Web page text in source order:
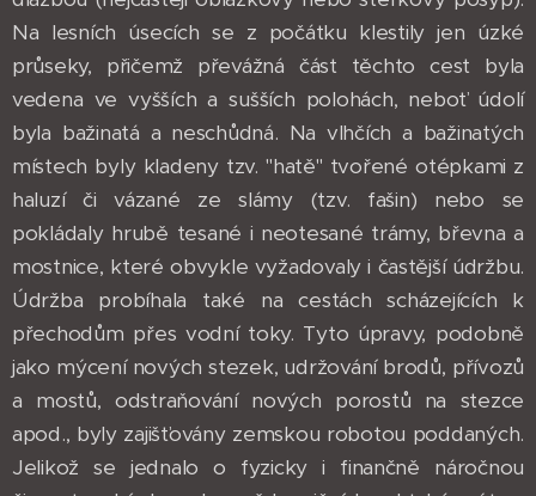
Na lesních úsecích se z počátku klestily jen úzké
průseky, přičemž převážná část těchto cest byla
vedena ve vyšších a sušších polohách, neboť údolí
byla bažinatá a neschůdná. Na vlhčích a bažinatých
místech byly kladeny tzv. "hatě" tvořené otépkami z
haluzí či vázané ze slámy (tzv. fašin) nebo se
pokládaly hrubě tesané i neotesané trámy, břevna a
mostnice, které obvykle vyžadovaly i častější údržbu.
Údržba probíhala také na cestách scházejících k
přechodům přes vodní toky. Tyto úpravy, podobně
jako mýcení nových stezek, udržování brodů, přívozů
a mostů, odstraňování nových porostů na stezce
apod., byly zajišťovány zemskou robotou poddaných.
Jelikož se jednalo o fyzicky i finančně náročnou